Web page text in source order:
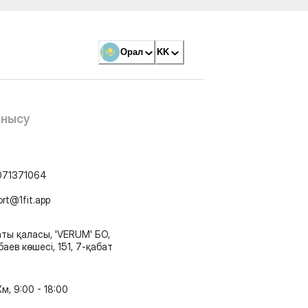
Орал KK
қаласы, 'VERUM' БО,
көшесі, 151, 7-қабат
9:00 - 18:00